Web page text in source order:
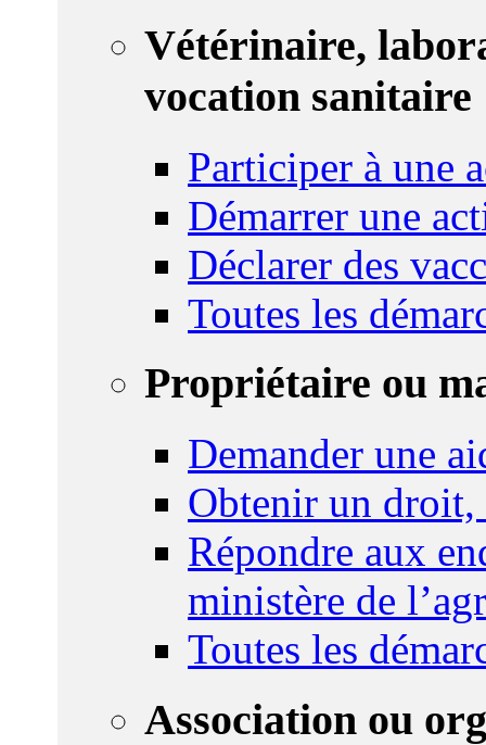
Vétérinaire,
vocation sanitaire
Participer à une
Démarrer une
Déclarer des
Toutes les
Propriétaire ou
Demander une
Obtenir un droit,
Répondre aux
ministère de
Toutes les
Association ou